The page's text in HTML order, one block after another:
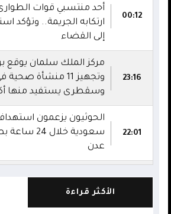
00:12
أحد منتسبي قوات
ارتكابه الجريمة.. وتؤكد
إلى القضاء
23:16
مركز الملك سلمان يوقع
وتجهيز 11 منشأة
وسقطرى يستفيد منها أكثر من 112
22:01
الحوثيون يزعمون
سعودية
عدن
الانتهاء وإمدادات الغاز
الأكثر قراءة